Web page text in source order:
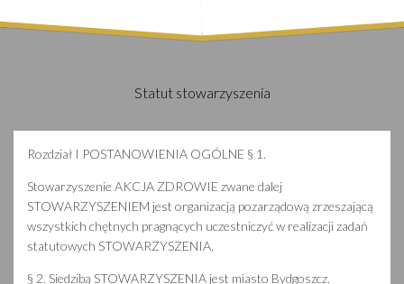
Statut stowarzyszenia
Rozdział I POSTANOWIENIA OGÓLNE § 1.
Stowarzyszenie AKCJA ZDROWIE zwane dalej
STOWARZYSZENIEM jest organizacją pozarządową zrzeszającą
wszystkich chętnych pragnących uczestniczyć w realizacji zadań
statutowych STOWARZYSZENIA.
§ 2. Siedzibą STOWARZYSZENIA jest miasto Bydgoszcz.